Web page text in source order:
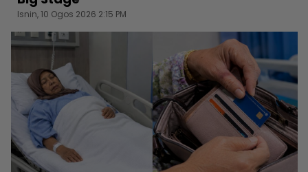
Isnin, 10 Ogos 2026 2:15 PM